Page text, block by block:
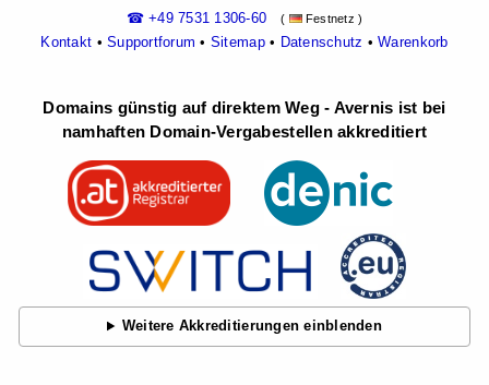
☎ +49 7531 1306-60 ( Festnetz )
Kontakt •Supportforum • Sitemap• Datenschutz •Warenkorb
Domains günstig auf direktem Weg - Avernis ist bei
namhaften Domain-Vergabestellen akkreditiert
Weitere Akkreditierungen einblenden